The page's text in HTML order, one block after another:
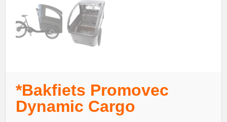
*Bakfiets Promovec
Dynamic Cargo